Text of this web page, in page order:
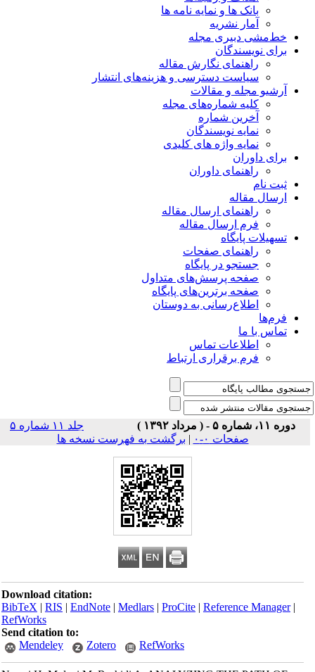
بانک ها و نمایه نامه ها
آمار نشریه
خط‌مشی دبیری مجله
برای نویسندگان
راهنمای نگارش مقاله
سیاست دسترسی و هزینه‌های انتشار
آرشیو مجله و مقالات
کلیه شماره‌های مجله
آخرین شماره
نمایه نویسندگان
نمایه واژه های کلیدی
برای داوران
راهنمای داوران
ثبت نام
ارسال مقاله
راهنمای ارسال مقاله
فرم ارسال مقاله
تسهیلات پایگاه
راهنمای صفحات
جستجو در پایگاه
صفحه پرسش‌های متداول
صفحه برترین‌های پایگاه
اطلاع‌رسانی به دوستان
فرم‌ها
تماس با ما
اطلاعات تماس
فرم برقراری ارتباط
دوره ۱۱، شماره ۵ - ( مرداد ۱۳۹۲ )
جلد ۱۱ شماره ۵
صفحات ۰-۰
| برگشت به فهرست نسخه ها
Download citation:
BibTeX|RIS|EndNote|Medlars|ProCite|Reference Manager
RefWorks
Send citation to:
Mendeley
Zotero RefWorks